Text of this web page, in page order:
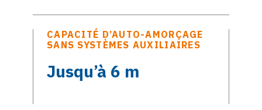
CAPACITÉ D’AUTO-AMORÇAGE
SANS SYSTÈMES AUXILIAIRES
Jusqu’à 6 m